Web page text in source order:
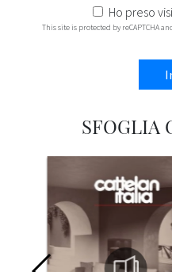
Ho preso
This site is protected by reCAPTCHA
SFOGLIA